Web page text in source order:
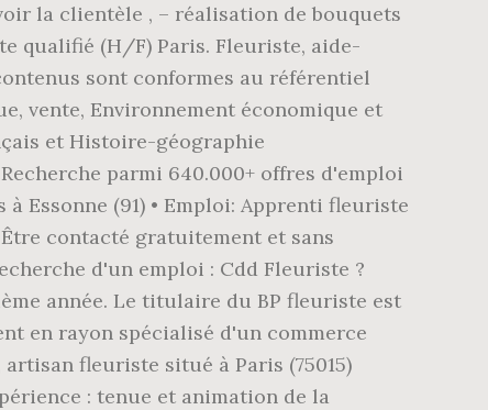
la clientèle , – réalisation de bouquets
qualifié (H/F) Paris. Fleuriste, aide-
sont conformes au référentiel
vente, Environnement économique et
et Histoire-géographie
parmi 640.000+ offres d'emploi
Essonne (91) • Emploi: Apprenti fleuriste
contacté gratuitement et sans
d'un emploi : Cdd Fleuriste ?
année. Le titulaire du BP fleuriste est
en rayon spécialisé d'un commerce
fleuriste situé à Paris (75015)
: tenue et animation de la